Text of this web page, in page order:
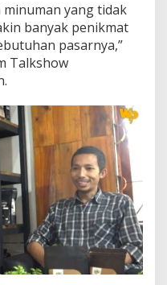
minuman yang tidak
banyak penikmat
pasarnya,”
Talkshow